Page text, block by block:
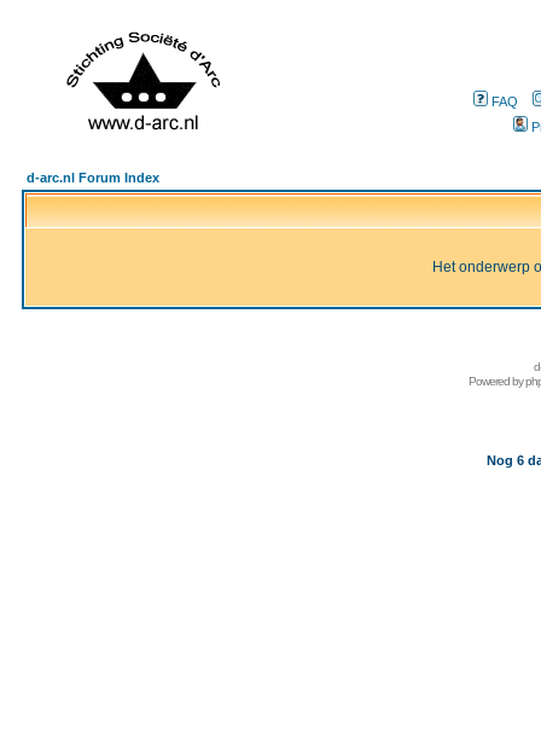
FAQ
d-arc.nl Forum Index
Het onderwerp
Powered by
Nog 6